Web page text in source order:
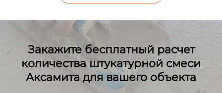
Закажите бесплатный расчет
количества штукатурной смеси
Аксамита для вашего объекта